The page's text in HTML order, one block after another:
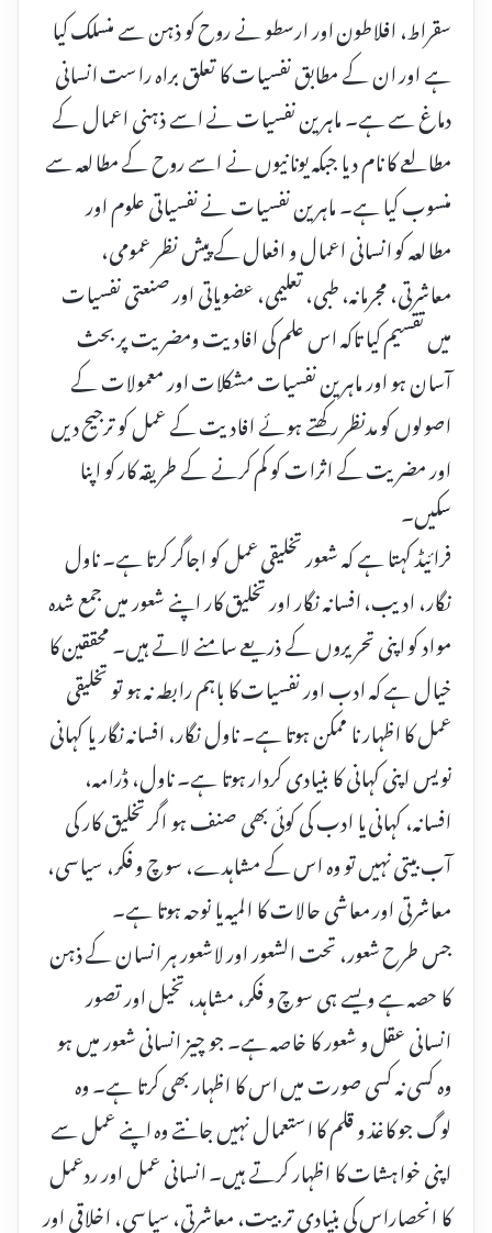
سقراط، افلاطون اور ارسطو نے روح کو ذہن سے منسلک کیا
ہے اور ان کے مطابق نفسیات کا تعلق براہ راست انسانی
دماغ سے ہے۔ ماہرین نفسیات نے اسے ذہنی اعمال کے
مطالعے کا نام دیا جبکہ یونانیوں نے اسے روح کے مطالعہ سے
منسوب کیا ہے۔ ماہرین نفسیات نے نفسیاتی علوم اور
مطالعہ کو انسانی اعمال و افعال کے پیش نظر عمومی،
معاشرتی، مجرمانہ، طبی، تعلیمی، عضویاتی اور صنعتی نفسیات
میں تقسیم کیا تاکہ اس علم کی افادیت ومضریت پر بحث
آسان ہو اور ماہرین نفسیات مشکلات اور معمولات کے
اصولوں کو مدنظر رکھتے ہوئے افادیت کے عمل کو ترجیح دیں
اور مضریت کے اثرات کو کم کرنے کے طریقہ کار کو اپنا
سکیں۔
فرائیڈ کہتا ہے کہ شعور تخلیقی عمل کو اجاگر کرتا ہے۔ ناول
نگار، ادیب، افسانہ نگار اور تخلیق کار اپنے شعور میں جمع شدہ
مواد کو اپنی تحریروں کے ذریعے سامنے لاتے ہیں۔ محققین کا
خیال ہے کہ ادب اور نفسیات کا باہم رابطہ نہ ہو تو تخلیقی
عمل کا اظہار نا ممکن ہوتا ہے۔ ناول نگار، افسانہ نگار یا کہانی
نویس اپنی کہانی کا بنیادی کردار ہوتا ہے۔ ناول، ڈرامہ،
افسانہ، کہانی یا ادب کی کوئی بھی صنف ہو اگر تخلیق کار کی
آب بیتی نہیں تو وہ اس کے مشاہدے، سوچ و فکر، سیاسی،
معاشرتی اور معاشی حالات کا المیہ یا نوحہ ہوتا ہے۔
جس طرح شعور، تحت الشعور اور لاشعور ہر انسان کے ذہن
کا حصہ ہے ویسے ہی سوچ و فکر، مشاہد، تخیل اور تصور
انسانی عقل و شعور کا خاصہ ہے۔ جو چیز انسانی شعور میں ہو
وہ کسی نہ کسی صورت میں اس کا اظہار بھی کرتا ہے۔ وہ
لوگ جو کاغذ و قلم کا استعمال نہیں جانتے وہ اپنے عمل سے
اپنی خواہشات کا اظہار کرتے ہیں۔ انسانی عمل اور ردعمل
کا انحصاراس کی بنیادی تربیت، معاشرتی، سیاسی، اخلاقی اور